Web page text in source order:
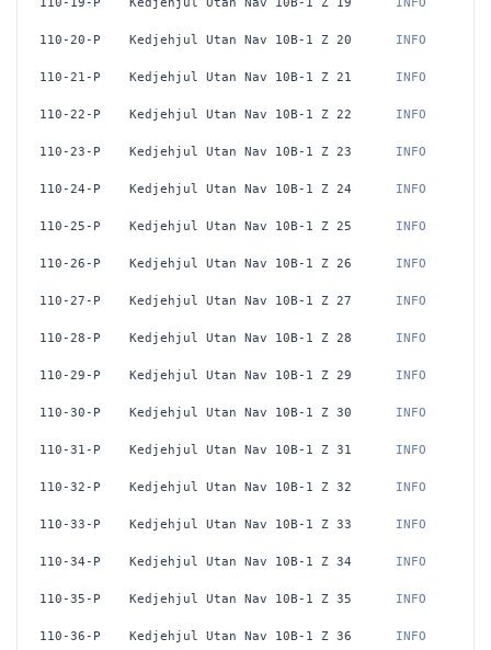
110-20-P Kedjehjul Utan Nav 10B-1 Z 20 INFO
110-21-P Kedjehjul Utan Nav 10B-1 Z 21 INFO
110-22-P Kedjehjul Utan Nav 10B-1 Z 22 INFO
110-23-P Kedjehjul Utan Nav 10B-1 Z 23 INFO
110-24-P Kedjehjul Utan Nav 10B-1 Z 24 INFO
110-25-P Kedjehjul Utan Nav 10B-1 Z 25 INFO
110-26-P Kedjehjul Utan Nav 10B-1 Z 26 INFO
110-27-P Kedjehjul Utan Nav 10B-1 Z 27 INFO
110-28-P Kedjehjul Utan Nav 10B-1 Z 28 INFO
110-29-P Kedjehjul Utan Nav 10B-1 Z 29 INFO
110-30-P Kedjehjul Utan Nav 10B-1 Z 30 INFO
110-31-P Kedjehjul Utan Nav 10B-1 Z 31 INFO
110-32-P Kedjehjul Utan Nav 10B-1 Z 32 INFO
110-33-P Kedjehjul Utan Nav 10B-1 Z 33 INFO
110-34-P Kedjehjul Utan Nav 10B-1 Z 34 INFO
110-35-P Kedjehjul Utan Nav 10B-1 Z 35 INFO
110-36-P Kedjehjul Utan Nav 10B-1 Z 36 INFO